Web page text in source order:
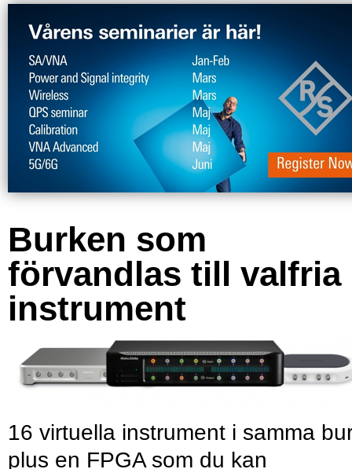
Burken som
förvandlas till valfria
instrument
16 virtuella instrument i samma
plus en FPGA som du kan